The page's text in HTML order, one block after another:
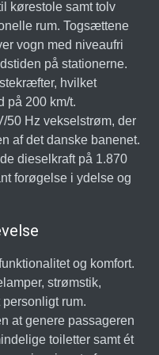
kørestole samt tolv
rum. Togsættene
vogn med niveaufri
på stationerne.
hvilket
på 200 km/t.
50 Hz vekselstrøm, der
af det danske banenet.
dieselkraft på 1.870
forøgelse i ydelse og
og komfort.
strømstik,
rum.
at genere passageren
toiletter samt ét